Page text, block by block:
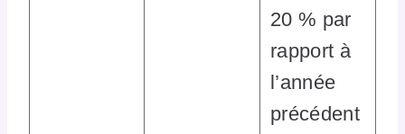
20 % par
rapport à
l’année
précédent